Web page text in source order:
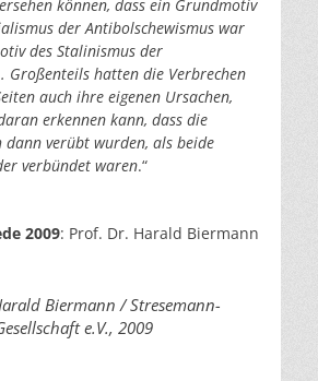
können, dass ein Grundmotiv
der Antibolschewismus war
des Stalinismus der
Großenteils hatten die Verbrechen
auch ihre eigenen Ursachen,
erkennen kann, dass die
dann verübt wurden, als beide
verbündet waren.“
2009: Prof. Dr. Harald Biermann
Biermann / Stresemann-
e.V., 2009